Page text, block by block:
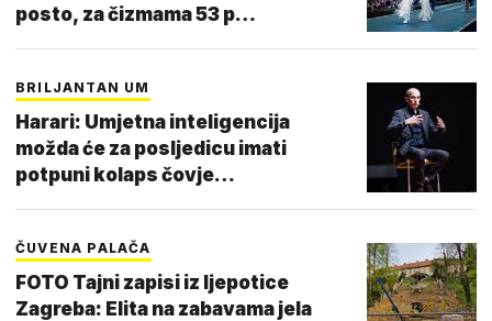
posto, za čizmama 53 p…
BRILJANTAN UM
Harari: Umjetna inteligencija
možda će za posljedicu imati
potpuni kolaps čovje…
ČUVENA PALAČA
FOTO Tajni zapisi iz ljepotice
Zagreba: Elita na zabavama jela